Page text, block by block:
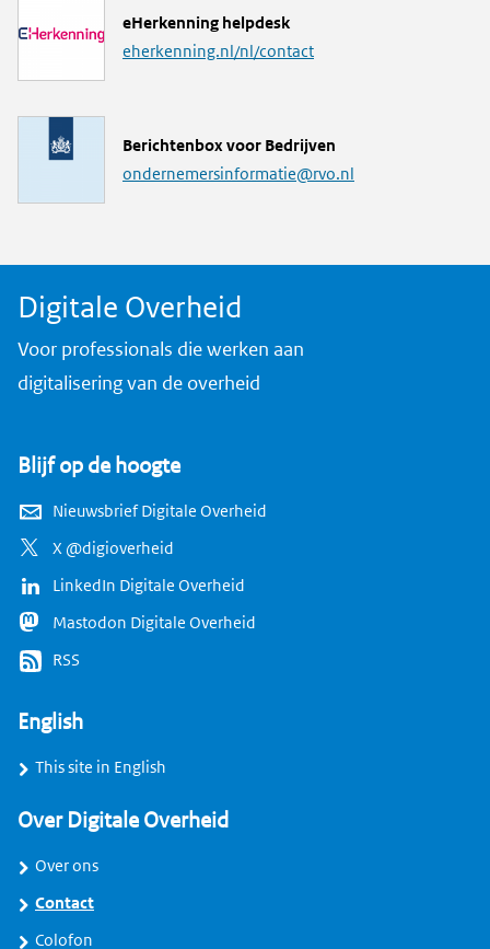
L
i
eHerkenning helpdesk
eherkenning.nl/nl/contact
M
a
r
e
Berichtenbox voor Bedrijven
ondernemersinformatie@rvo.nl
Digitale Overheid
Voor professionals die werken aan
digitalisering van de overheid
Blijf op de hoogte
Nieuwsbrief Digitale Overheid
X @digioverheid
LinkedIn Digitale Overheid
Mastodon Digitale Overheid
RSS
English
This site in English
Over Digitale Overheid
Over ons
Contact
Colofon